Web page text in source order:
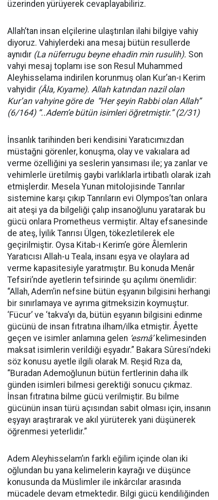
üzerinden yürüyerek cevaplayabiliriz.
Allah’tan insan elçilerine ulaştırılan ilahi bilgiye vahiy
diyoruz. Vahiylerdeki ana mesaj bütün resullerde
aynıdır (La nüferrugu beyne ehadin min rusulih). Son
vahyi mesaj toplamı ise son Resul Muhammed
Aleyhisselama indirilen korunmuş olan Kur’an-ı Kerim
vahyidir (Âla, Kıyame). Allah katından nazil olan
Kur’an vahyine göre de “Her şeyin Rabbi olan Allah”
(6/164) “..Adem’e bütün isimleri öğretmiştir.” (2/31)
İnsanlık tarihinden beri kendisini Yaratıcımızdan
müstağni görenler, konuşma, olay ve vakıalara ad
verme özelliğini ya seslerin yansıması ile; ya zanlar ve
vehimlerle üretilmiş gaybi varlıklarla irtibatlı olarak izah
etmişlerdir. Mesela Yunan mitolojisinde Tanrılar
sistemine karşı çıkıp Tanrıların evi Olympos’tan onlara
ait ateşi ya da bilgeliği çalıp insanoğlunu yaratarak bu
gücü onlara Prometheus vermiştir. Altay efsanesinde
de ateş, İyilik Tanrısı Ülgen, tökezletilerek ele
geçirilmiştir. Oysa Kitab-ı Kerim’e göre Âlemlerin
Yaratıcısı Allah-u Teala, insanı eşya ve olaylara ad
verme kapasitesiyle yaratmıştır. Bu konuda Menâr
Tefsiri’nde ayetlerin tefsirinde şu açılımı önemlidir:
“Allah, Adem’in nefsine bütün eşyanın bilgisini herhangi
bir sınırlamaya ve ayrıma gitmeksizin koymuştur.
‘Fücur’ ve ‘takva’yı da, bütün eşyanın bilgisini edinme
gücünü de insan fıtratına ilham/ilka etmiştir. Âyette
geçen ve isimler anlamına gelen ‘esmâ’kelimesinden
maksat isimlerin verildiği eşyadır.” Bakara Sûresi’ndeki
söz konusu ayetle ilgili olarak M. Reşid Rıza da,
“Buradan Ademoğlunun bütün fertlerinin daha ilk
günden isimleri bilmesi gerektiği sonucu çıkmaz.
İnsan fıtratına bilme gücü verilmiştir. Bu bilme
gücünün insan türü açısından sabit olması için, insanın
eşyayı araştırarak ve akıl yürüterek yani düşünerek
öğrenmesi yeterlidir.”
Adem Aleyhisselam’ın farklı eğilim içinde olan iki
oğlundan bu yana kelimelerin kayrağı ve düşünce
konusunda da Müslimler ile inkârcılar arasında
mücadele devam etmektedir. Bilgi gücü kendiliğinden